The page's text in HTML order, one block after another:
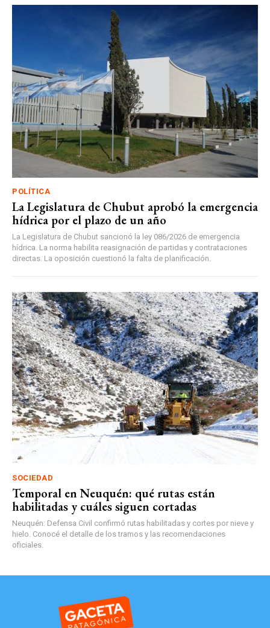
POLÍTICA
La Legislatura de Chubut aprobó la emergencia
hídrica por el plazo de un año
La Legislatura de Chubut sancionó la ley 086/2026 de emergencia
hídrica. La norma habilita reasignación de partidas y contrataciones
directas. La oposición cuestionó la falta de planificación.
SOCIEDAD
Temporal en Neuquén: qué rutas están
habilitadas y cuáles siguen cortadas
Neuquén: Defensa Civil confirmó rutas habilitadas y cortes por nieve y
hielo. Conocé el detalle de los tramos y las recomendaciones
oficiales.